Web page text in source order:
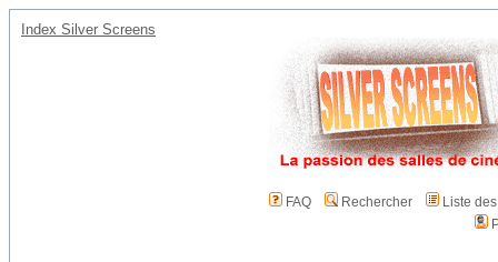
Index Silver Screens
FAQ Rechercher
Liste